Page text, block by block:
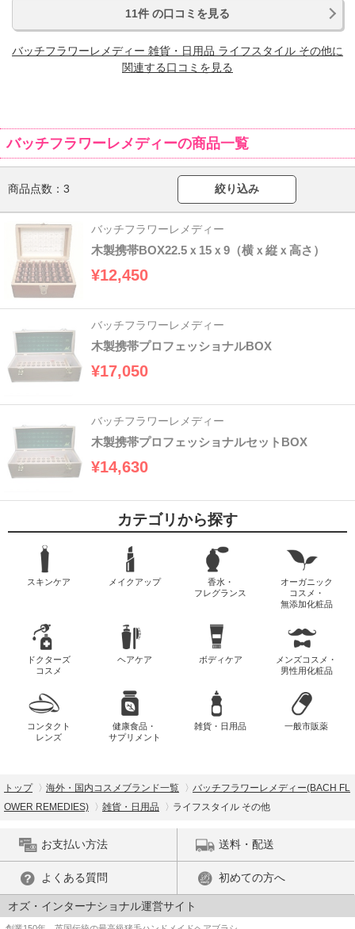
11件 の口コミを見る
バッチフラワーレメディー 雑貨・日用品 ライフスタイル その他に
関連する口コミを見る
バッチフラワーレメディーの商品一覧
商品点数： 3 絞り込み
バッチフラワーレメディー
木製携帯BOX22.5ｘ15ｘ9（横ｘ縦ｘ高さ）
¥12,450
バッチフラワーレメディー
木製携帯プロフェッショナルBOX
¥17,050
バッチフラワーレメディー
木製携帯プロフェッショナルセットBOX
¥14,630
カテゴリから探す
スキンケア メイクアップ
香水・
フレグランス
オーガニック
コスメ・
無添加化粧品
ドクターズ
コスメ
ヘアケア ボディケア
メンズコスメ・
男性用化粧品
コンタクト
レンズ
健康食品・
サプリメント
雑貨・日用品 一般市販薬
トップ 海外・国内コスメブランド一覧
バッチフラワーレメディー(BACH FL
OWER REMEDIES)
雑貨・日用品 ライフスタイル その他
お支払い方法 送料・配送
よくある質問 初めての方へ
オズ・インターナショナル運営サイト